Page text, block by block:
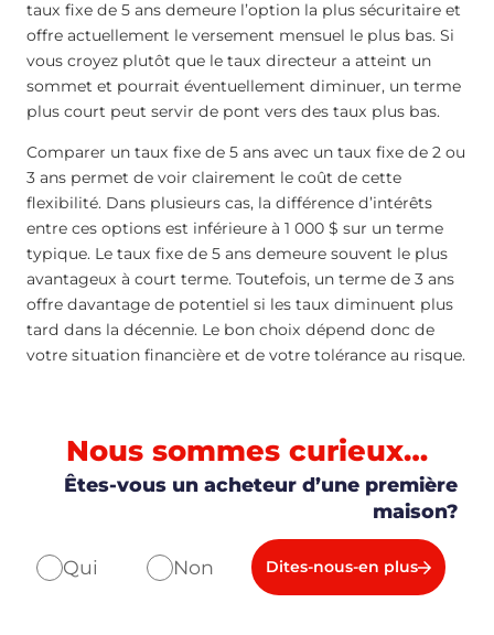
taux fixe de 5 ans demeure l’option la plus sécuritaire et
offre actuellement le versement mensuel le plus bas. Si
vous croyez plutôt que le taux directeur a atteint un
sommet et pourrait éventuellement diminuer, un terme
plus court peut servir de pont vers des taux plus bas.
Comparer un taux fixe de 5 ans avec un taux fixe de 2 ou
3 ans permet de voir clairement le coût de cette
flexibilité. Dans plusieurs cas, la différence d’intérêts
entre ces options est inférieure à 1 000 $ sur un terme
typique. Le taux fixe de 5 ans demeure souvent le plus
avantageux à court terme. Toutefois, un terme de 3 ans
offre davantage de potentiel si les taux diminuent plus
tard dans la décennie. Le bon choix dépend donc de
votre situation financière et de votre tolérance au risque.
Nous sommes curieux…
Êtes-vous un acheteur d’une première
maison?
Qui Non Dites-nous-en plus